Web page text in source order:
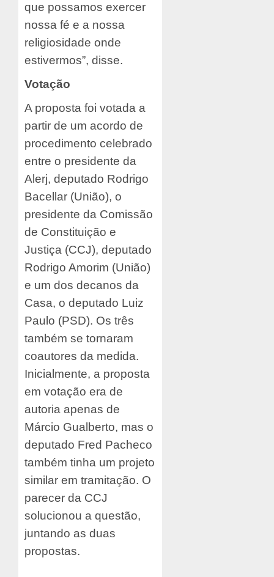
que possamos exercer
nossa fé e a nossa
religiosidade onde
estivermos”, disse.
Votação
A proposta foi votada a
partir de um acordo de
procedimento celebrado
entre o presidente da
Alerj, deputado Rodrigo
Bacellar (União), o
presidente da Comissão
de Constituição e
Justiça (CCJ), deputado
Rodrigo Amorim (União)
e um dos decanos da
Casa, o deputado Luiz
Paulo (PSD). Os três
também se tornaram
coautores da medida.
Inicialmente, a proposta
em votação era de
autoria apenas de
Márcio Gualberto, mas o
deputado Fred Pacheco
também tinha um projeto
similar em tramitação. O
parecer da CCJ
solucionou a questão,
juntando as duas
propostas.